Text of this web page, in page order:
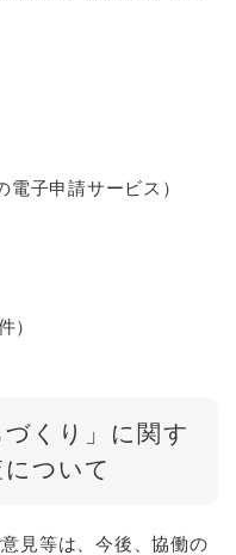
子申請サービス）​
）
くり」に関す
ついて
見等は、今後、協働の